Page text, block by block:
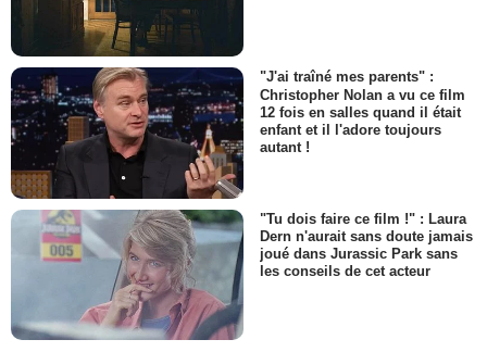
"J'ai traîné mes parents" :
Christopher Nolan a vu ce film
12 fois en salles quand il était
enfant et il l'adore toujours
autant !
"Tu dois faire ce film !" : Laura
Dern n'aurait sans doute jamais
joué dans Jurassic Park sans
les conseils de cet acteur